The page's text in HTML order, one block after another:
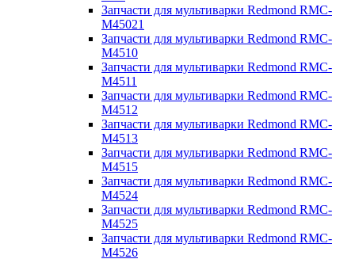
Запчасти для мультиварки Redmond RMC-
M45021
Запчасти для мультиварки Redmond RMC-
M4510
Запчасти для мультиварки Redmond RMC-
M4511
Запчасти для мультиварки Redmond RMC-
M4512
Запчасти для мультиварки Redmond RMC-
M4513
Запчасти для мультиварки Redmond RMC-
M4515
Запчасти для мультиварки Redmond RMC-
M4524
Запчасти для мультиварки Redmond RMC-
M4525
Запчасти для мультиварки Redmond RMC-
M4526